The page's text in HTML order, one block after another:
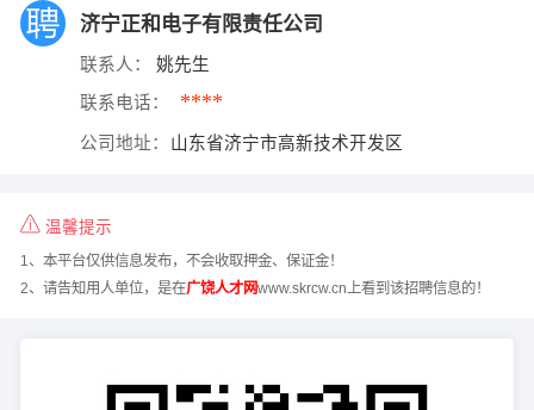
济宁正和电子有限责任公司
联系人： 姚先生
联系电话： ****
公司地址： 山东省济宁市高新技术开发区
温馨提示
1、本平台仅供信息发布，不会收取押金、保证金！
2、请告知用人单位，是在广饶人才网www.skrcw.cn上看到该招聘信息的！